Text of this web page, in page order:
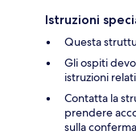
Istruzioni
Questa
Gli ospiti
istruzioni
Contatta la
prendere
sulla